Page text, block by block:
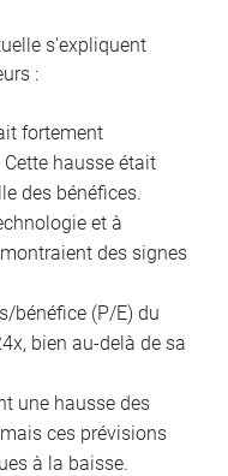
s'expliquent
:
fortement
hausse était
des bénéfices.
et à
des signes
bénéfice (P/E) du
bien au-delà de sa
une hausse des
ces prévisions
à la baisse.